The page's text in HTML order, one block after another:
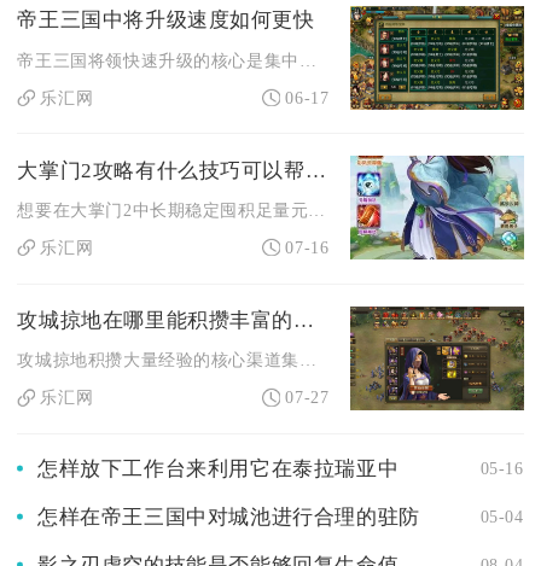
帝王三国中将升级速度如何更快
乐汇网
06-17
大掌门2攻略有什么技巧可以帮助存储足够的元宝
乐汇网
07-16
攻城掠地在哪里能积攒丰富的经验
乐汇网
07-27
怎样放下工作台来利用它在泰拉瑞亚中 05-16
怎样在帝王三国中对城池进行合理的驻防 05-04